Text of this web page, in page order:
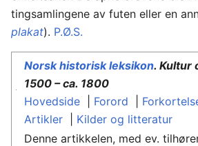
tingsamlingene av futen eller en
plakat). P.Ø.S.
Norsk historisk leksikon. Kultur
1500 – ca. 1800
Hovedside| Forord
Artikler| Kilder og litteratur
Denne artikkelen, med ev.